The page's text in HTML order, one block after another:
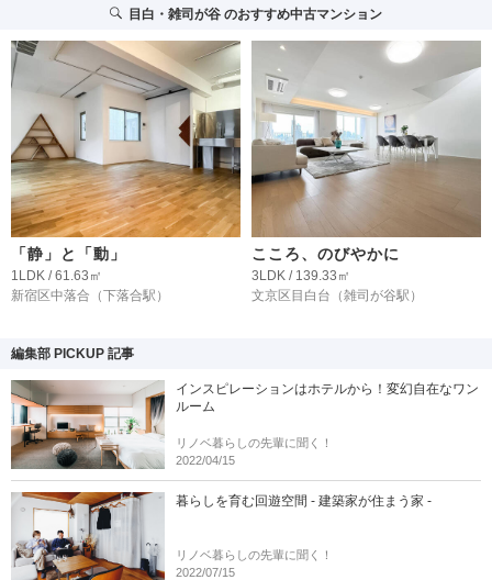
目白・雑司が谷のおすすめ中古マンション
「静」と「動」
1LDK / 61.63㎡
新宿区中落合 （下落合駅）
こころ、のびやかに
3LDK / 139.33㎡
文京区目白台 （雑司が谷駅）
編集部 PICKUP 記事
インスピレーションはホテルから！変幻自在なワン
ルーム
リノベ暮らしの先輩に聞く！
2022/04/15
暮らしを育む回遊空間 - 建築家が住まう家 -
リノベ暮らしの先輩に聞く！
2022/07/15